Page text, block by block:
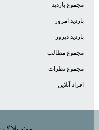
مجموع بازدید
بازدید امروز
بازدید دیروز
مجموع مطالب
مجموع نظرات
افراد آنلاین